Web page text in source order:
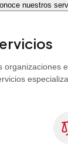
nuestros
organizaciones